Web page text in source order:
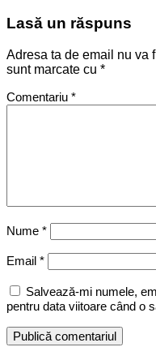
Lasă un răspuns
Adresa ta de email nu va
sunt marcate cu *
Comentariu *
Nume *
Email *
Salvează-mi numele,
pentru data viitoare când o